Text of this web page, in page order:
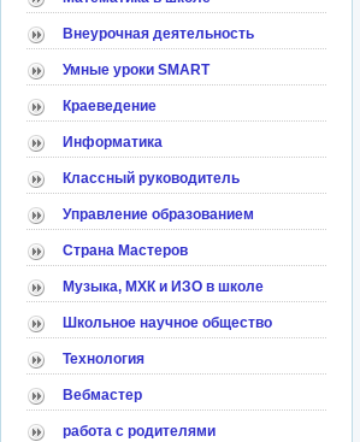
Внеурочная деятельность
Умные уроки SMART
Краеведение
Информатика
Классный руководитель
Управление образованием
Страна Мастеров
Музыка, МХК и ИЗО в школе
Школьное научное общество
Технология
Вебмастер
работа с родителями